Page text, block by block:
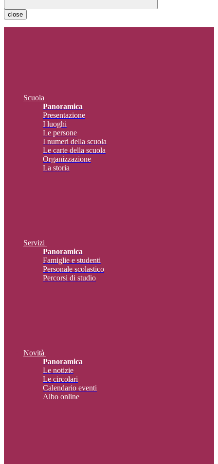
close
Scuola
Panoramica
Presentazione
I luoghi
Le persone
I numeri della scuola
Le carte della scuola
Organizzazione
La storia
Servizi
Panoramica
Famiglie e studenti
Personale scolastico
Percorsi di studio
Novità
Panoramica
Le notizie
Le circolari
Calendario eventi
Albo online